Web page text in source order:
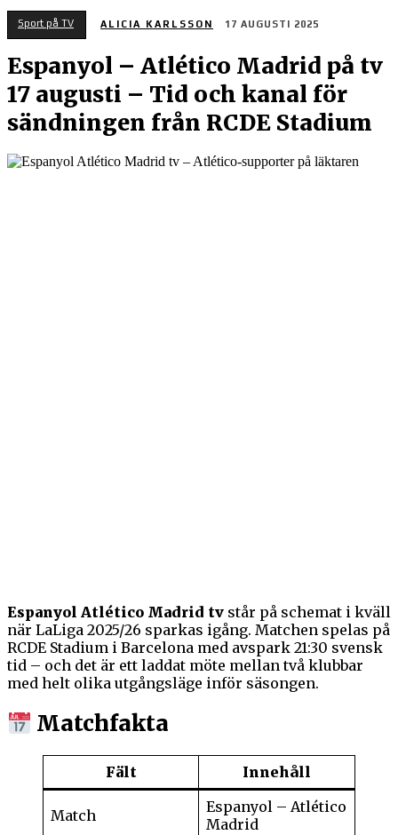
Sport på TV ALICIA KARLSSON 17 AUGUSTI 2025
Espanyol – Atlético Madrid på tv
17 augusti – Tid och kanal för
sändningen från RCDE Stadium
Espanyol Atlético Madrid tv står på schemat i kväll
när LaLiga 2025/26 sparkas igång. Matchen spelas på
RCDE Stadium i Barcelona med avspark 21:30 svensk
tid – och det är ett laddat möte mellan två klubbar
med helt olika utgångsläge inför säsongen.
Matchfakta
Fält Innehåll
Match
Espanyol – Atlético
Madrid